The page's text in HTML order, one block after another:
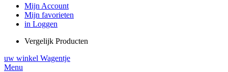
Mijn Account
Mijn favorieten
in Loggen
Vergelijk Producten
uw winkel Wagentje
Menu